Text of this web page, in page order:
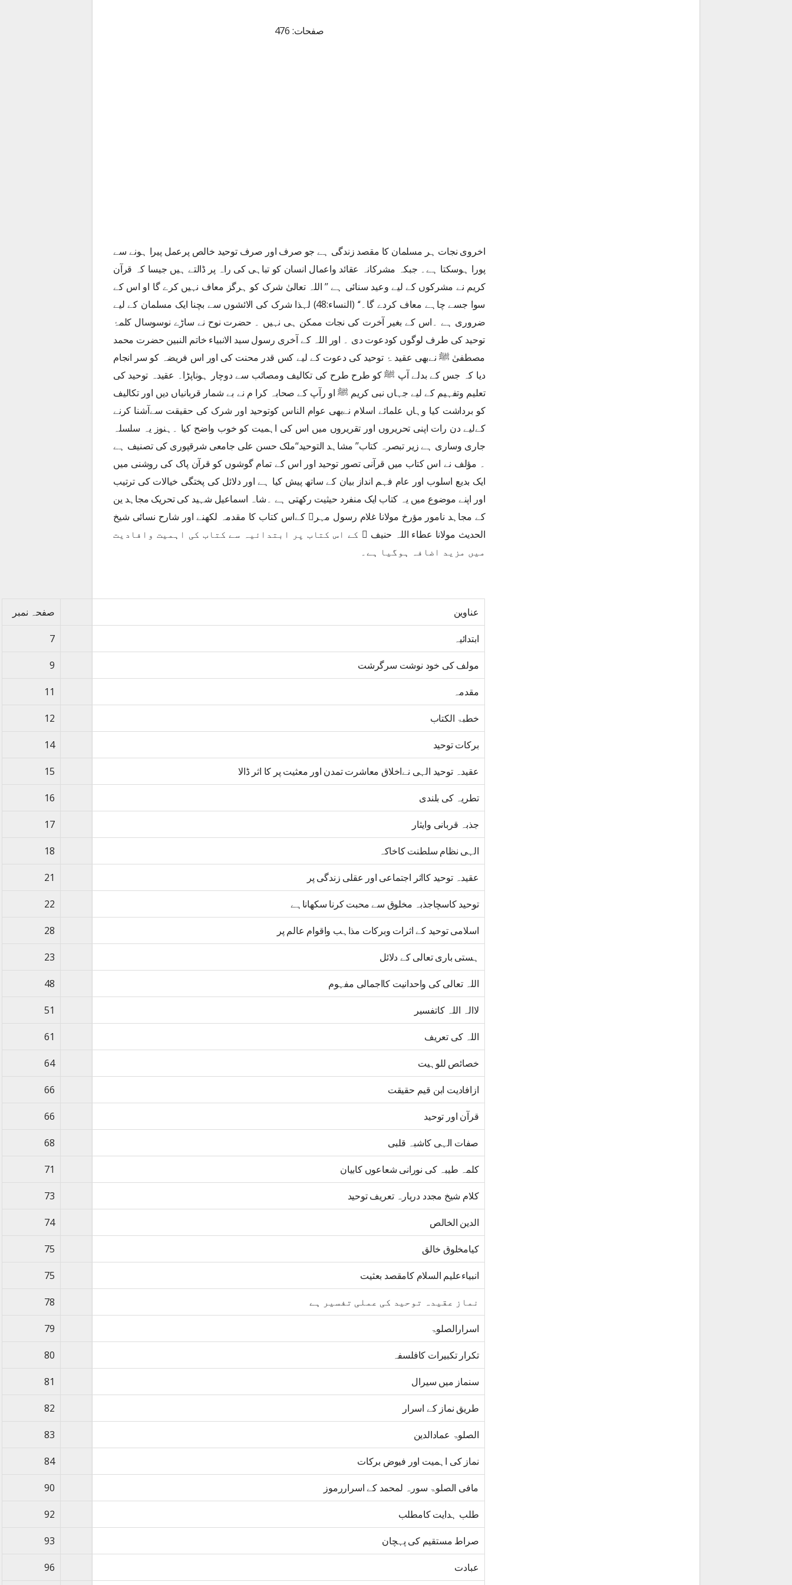
صفحات: 476
اخروی نجات ہر مسلمان کا مقصد زندگی ہے جو صرف اور صرف توحید خالص پرعمل پیرا ہونے سے
پورا ہوسکتا ہے۔ جبکہ مشرکانہ عقائد واعمال انسان کو تباہی کی راہ پر ڈالتے ہیں جیسا کہ قرآن
کریم نے مشرکوں کے لیے وعید سنائی ہے ’’ اللہ تعالیٰ شرک کو ہرگز معاف نہیں کرے گا او اس کے
سوا جسے چاہے معاف کردے گا۔‘‘ (النساء:48) لہذا شرک کی الائشوں سے بچنا ایک مسلمان کے لیے
ضروری ہے ۔اس کے بغیر آخرت کی نجات ممکن ہی نہیں ۔ حضرت نوح نے ساڑے نوسوسال کلمۂ
توحید کی طرف لوگوں کودعوت دی ۔ اور اللہ کے آخری رسول سید الانبیاء خاتم النبین حضرت محمد
مصطفیٰ ﷺ نےبھی عقید ۂ توحید کی دعوت کے لیے کس قدر محنت کی اور اس فریضہ کو سر انجام
دیا کہ جس کے بدلے آپ ﷺ کو طرح طرح کی تکالیف ومصائب سے دوچار ہوناپڑا۔ عقیدہ توحید کی
تعلیم وتفہیم کے لیے جہاں نبی کریم ﷺ او رآپ کے صحابہ کرا م نے بے شمار قربانیاں دیں اور تکالیف
کو برداشت کیا وہاں علمائے اسلام نےبھی عوام الناس کوتوحید اور شرک کی حقیقت سےآشنا کرنے
کےلیے دن رات اپنی تحریروں اور تقریروں میں اس کی اہمیت کو خوب واضح کیا ۔ہنوز یہ سلسلہ
جاری وساری ہے زیر تبصرہ کتاب’’ مشاہد التوحید‘‘ملک حسن علی جامعی شرقپوری کی تصنیف ہے
۔ مؤلف نے اس کتاب میں قرآنی تصور توحید اور اس کے تمام گوشوں کو قرآن پاک کی روشنی میں
ایک بدیع اسلوب اور عام فہم انداز بیان کے ساتھ پیش کیا ہے اور دلائل کی پختگی خیالات کی ترتیب
اور اپنے موضوع میں یہ کتاب ایک منفرد حیثیت رکھتی ہے ۔شاہ اسماعیل شہید کی تحریک مجاہد ین
کے مجاہد نامور مؤرخ مولانا غلام رسول مہر﷫ کےاس کتاب کا مقدمہ لکھنے اور شارح نسائی شیخ
الحدیث مولانا عطاء اللہ حنیف ﷫ کے اس کتاب پر ابتدائیہ سے کتاب کی اہمیت وافادیت
میں مزید اضافہ ہوگیا ہے۔
عناوین صفحہ نمبر
ابتدائیہ 7
مولف کی خود نوشت سرگرشت 9
مقدمہ 11
خطبۃ الکتاب 12
برکات توحید 14
عقیدہ توحید الہی نےاخلاق معاشرت تمدن اور معثیت پر کا اثر ڈالا 15
تطریہ کی بلندی 16
جذبہ قربانی وایثار 17
الہی نظام سلطنت کاخاکہ 18
عقیدہ توحید کااثر اجتماعی اور عقلی زندگی پر 21
توحید کاسچاجذبہ مخلوق سے محبت کرنا سکھاناہے 22
اسلامی توحید کے اثرات وبرکات مذاہب واقوام عالم پر 28
ہستی باری تعالی کے دلائل 23
اللہ تعالی کی واحدانیت کااجمالی مفہوم 48
لاالہ اللہ کاتفسیر 51
اللہ کی تعریف 61
خصائص للوہیت 64
ازافادیت ابن قیم حقیقت 66
قرآن اور توحید 66
صفات الہی کاشبہ قلبی 68
کلمہ طیبہ کی نورانی شعاعوں کابیان 71
کلام شیخ مجدد دربارہ تعریف توحید 73
الدین الخالص 74
کیامخلوق خالق 75
انبیاءعلیم السلام کامقصد بعثیت 75
نماز عقیدہ توحید کی عملی تفسیر ہے 78
اسرارالصلوۃ 79
تکرار تکبیرات کافلسفہ 80
سنماز میں سیرال 81
طریق نماز کے اسرار 82
الصلوۃ عمادالدین 83
نماز کی اہمیت اور فیوض برکات 84
مافی الصلوۃ سورہ لمحمد کے اسراررموز 90
طلب ہدایت کامطلب 92
صراط مستقیم کی پہچان 93
عبادت 96